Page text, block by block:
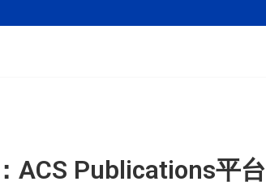
ACS Publications平台